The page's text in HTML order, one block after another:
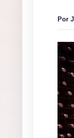
Por